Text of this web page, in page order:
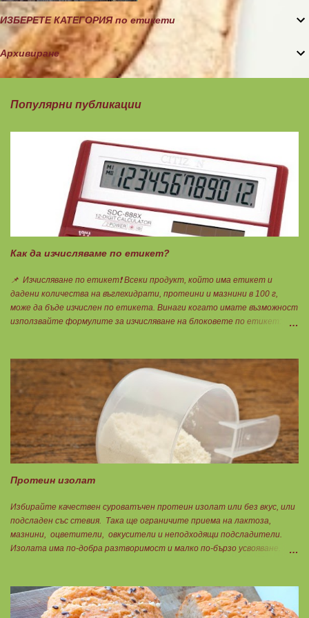
ИЗБЕРЕТЕ КАТЕГОРИЯ по етикети
Архивиране
Популярни публикации
Как да изчисляваме по етикет?
📌 Изчисляване по етикет❗ Всеки продукт, който има етикет и
дадени количества на въглехидрати, протеини и мазнини в 100 г,
може да бъде изчислен по етикета. Винаги когато имате възможност
използвайте формулите за изчисляване на блоковете по етикет:
въглехидрати в 100 г = количеството въглехидрати за 1 блок.
Мазнини: 150 : количеството мазнини в 100 г продукт = мазнините за
1 блок.
Протеин изолат
Избирайте качествен суроватъчен протеин изолат или без вкус, или
подсладен със стевия. Така ще ограничите приема на лактоза,
мазнини, оцветители, овкусители и неподходящи подсладители.
Изолата има по-добра разтворимост и малко по-бързо усвояване.
филтрация при качествените продукти отстранява млечната захар
и по този начин се избягват проблемите със алергии, задържане на